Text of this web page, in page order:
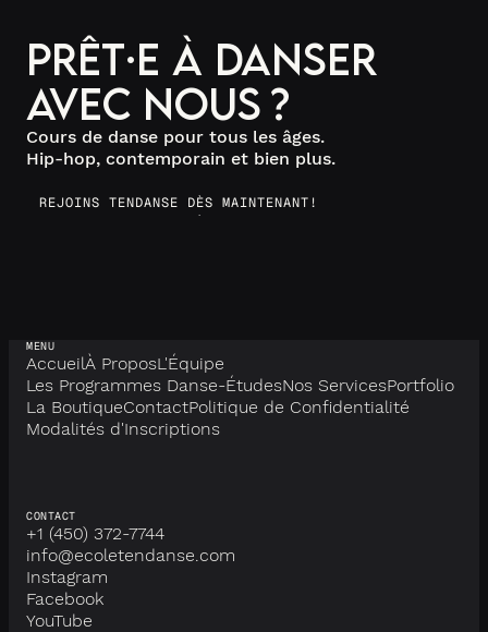
Prêt·e à danser
avec nous ?
Cours de danse pour tous les âges.
Hip-hop, contemporain et bien plus.
REJOINS TENDANSE DÈS MAINTENANT!
MENU
AccueilÀ ProposL'Équipe
Les Programmes Danse-ÉtudesNos ServicesPortfolio
La BoutiqueContactPolitique de Confidentialité
Modalités d'Inscriptions
CONTACT
+1 (450) 372-7744
info@ecoletendanse.com
Instagram
Facebook
YouTube